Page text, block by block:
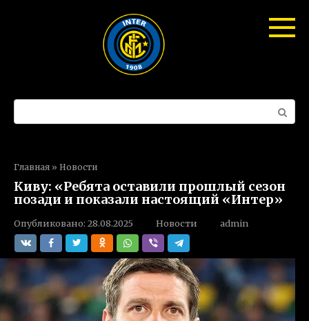
Поиск:
Главная » Новости
Киву: «Ребята оставили прошлый сезон
позади и показали настоящий «Интер»
Опубликовано: 28.08.2025 Новости admin